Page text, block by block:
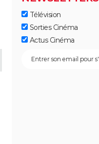
Télévision
Sorties Cinéma
Actus Cinéma